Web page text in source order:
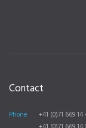
Contact
Phone
+41 (0)71 669 14